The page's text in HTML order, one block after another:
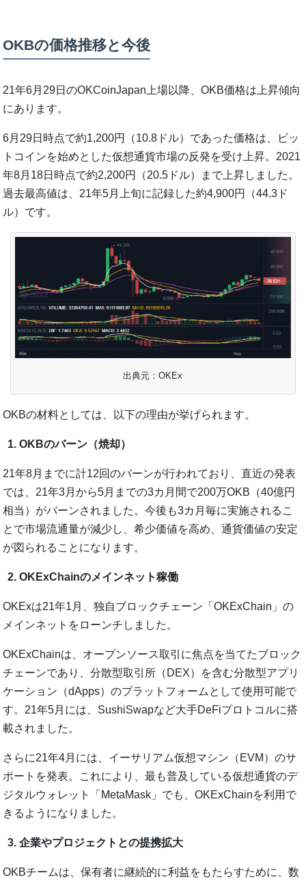
OKBの価格推移と今後
21年6月29日のOKCoinJapan上場以降、OKB価格は上昇傾向
にあります。
6月29日時点で約1,200円（10.8ドル）であった価格は、ビッ
トコインを始めとした仮想通貨市場の反発を受け上昇。2021
年8月18日時点で約2,200円（20.5ドル）まで上昇しました。
過去最高値は、21年5月上旬に記録した約4,900円（44.3ド
ル）です。
出典元：OKEx
OKBの材料としては、以下の理由が挙げられます。
OKBのバーン（焼却）
21年8月までに計12回のバーンが行われており、直近の発表
では、21年3月から5月までの3カ月間で200万OKB（40億円
相当）がバーンされました。今後も3カ月毎に実施されるこ
とで市場流通量が減少し、希少価値を高め、通貨価値の安定
が図られることになります。
OKExChainのメインネット稼働
OKExは21年1月、独自ブロックチェーン「OKExChain」の
メインネットをローンチしました。
OKExChainは、オープンソース取引に焦点を当てたブロック
チェーンであり、分散型取引所（DEX）を含む分散型アプリ
ケーション（dApps）のプラットフォームとして使用可能で
す。21年5月には、SushiSwapなど大手DeFiプロトコルに搭
載されました。
さらに21年4月には、イーサリアム仮想マシン（EVM）のサ
ポートを発表。これにより、最も普及している仮想通貨のデ
ジタルウォレット「MetaMask」でも、OKExChainを利用で
きるようになりました。
企業やプロジェクトとの提携拡大
OKBチームは、保有者に継続的に利益をもたらすために、数